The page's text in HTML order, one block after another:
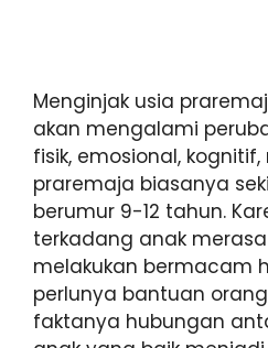
Menginjak usia
akan mengalami
fisik, emosional,
praremaja biasanya
berumur 9-12 tahun.
terkadang anak
melakukan bermacam
perlunya bantuan
faktanya hubungan